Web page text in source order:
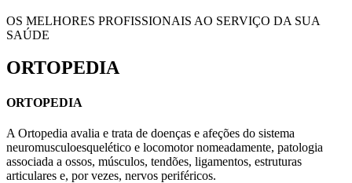
OS MELHORES PROFISSIONAIS AO SERVIÇO DA SUA
SAÚDE
ORTOPEDIA
ORTOPEDIA
A Ortopedia avalia e trata de doenças e afeções do sistema
neuromusculoesquelético e locomotor nomeadamente, patologia
associada a ossos, músculos, tendões, ligamentos, estruturas
articulares e, por vezes, nervos periféricos.